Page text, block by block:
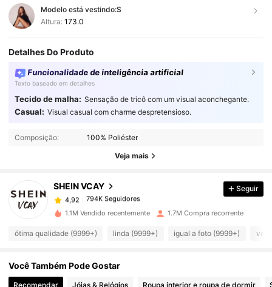
Modelo está vestindo:S
Altura: 173.0
Detalhes Do Produto
Funcionalidade de inteligência artificial
Texto baseado em detalhes
Tecido de malha: Sensação de tricô com um visual aconchegante.
Casual: Visual casual com charme despretensioso.
Composição: 100% Poliéster
Veja mais
SHEIN VCAY
794K Seguidores
4,92 794K Seguidores
4,92 794K Seguidores
Seguir
1.1M Vendido recentemente 1.7M Compra recorrente
ótima qualidade (9999+) linda (9999+) igual a foto (9999+)
Você Também Pode Gostar
Recomendar Jóias & Relógios Roupa interior e roupa de dormir